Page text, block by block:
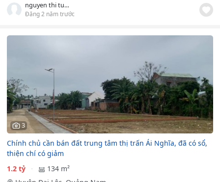
nguyen thi tu linh
Đăng 2 năm trước
3
Chính chủ cần bán đất trung tâm thị trấn Ái Nghĩa, đã có sổ,
thiện chí có giảm
1.2 tỷ
134 m²